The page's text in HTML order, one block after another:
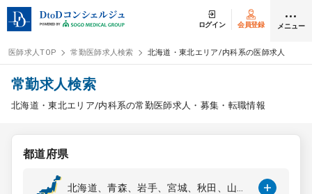
ログイン 会員登録 メニュー
ログイン
医師求人
常勤検索
医師求人TOP 常勤医師求人検索 北海道・東北エリア/内科系の医師求人
常勤求人検索
北海道・東北エリア/内科系の常勤医師求人・募集・転職情報
都道府県
北海道、青森、岩手、宮城、秋田、山